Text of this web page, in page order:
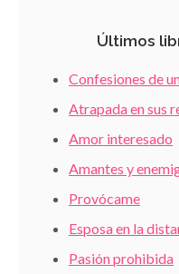
Últimos
Confesiones de
Atrapada en sus
Amor interesado
Amantes y
Provócame
Esposa en la
Pasión prohibida